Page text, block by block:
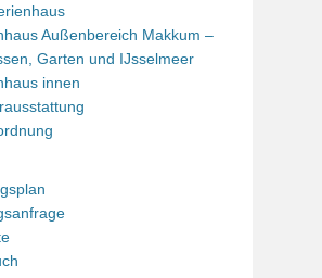
Außenbereich Makkum –
Garten und IJsselmeer
innen